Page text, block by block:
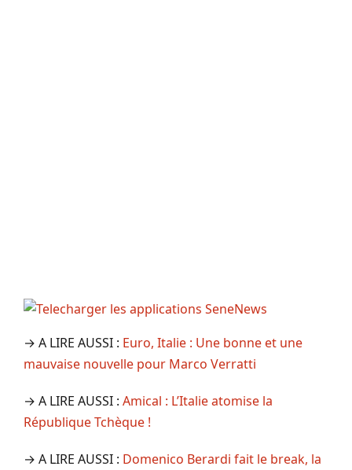
→ A LIRE AUSSI : Euro, Italie : Une bonne et une
mauvaise nouvelle pour Marco Verratti
→ A LIRE AUSSI : Amical : L’Italie atomise la
République Tchèque !
→ A LIRE AUSSI : Domenico Berardi fait le break, la